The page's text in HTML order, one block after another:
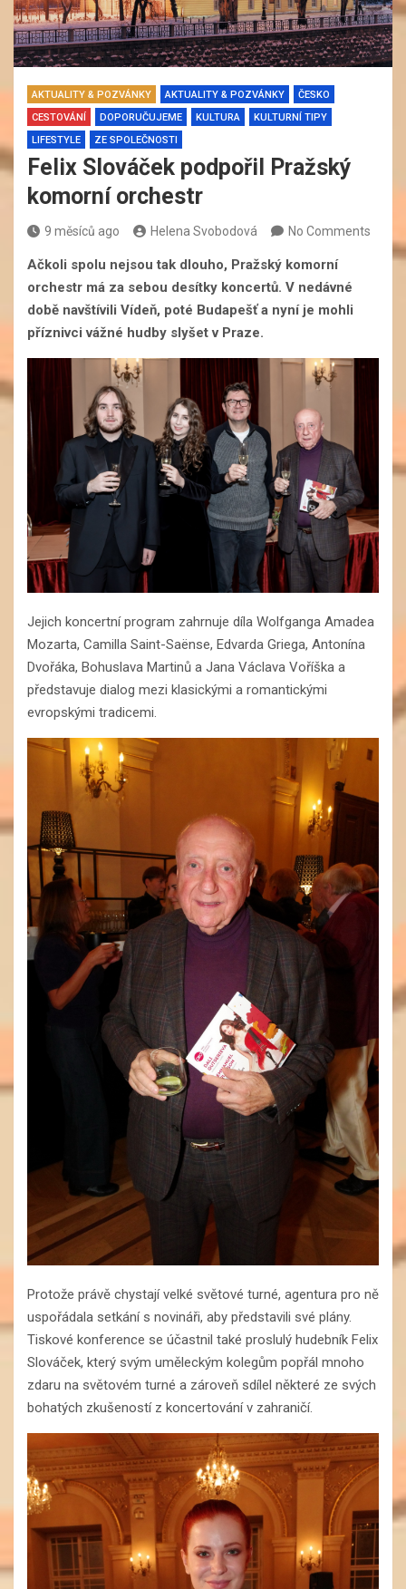
AKTUALITY & POZVÁNKY AKTUALITY & POZVÁNKY
ČESKO
CESTOVÁNÍ
DOPORUČUJEME KULTURA
KULTURNÍ TIPY
LIFESTYLE
ZE SPOLEČNOSTI
Felix Slováček podpořil Pražský
komorní orchestr
9 měsíců ago Helena Svobodová No Comments
Ačkoli spolu nejsou tak dlouho, Pražský komorní
orchestr má za sebou desítky koncertů. V nedávné
době navštívili Vídeň, poté Budapešť a nyní je mohli
příznivci vážné hudby slyšet v Praze.
Jejich koncertní program zahrnuje díla Wolfganga Amadea
Mozarta, Camilla Saint-Saënse, Edvarda Griega, Antonína
Dvořáka, Bohuslava Martinů a Jana Václava Voříška a
představuje dialog mezi klasickými a romantickými
evropskými tradicemi.
Protože právě chystají velké světové turné, agentura pro ně
uspořádala setkání s novináři, aby představili své plány.
Tiskové konference se účastnil také proslulý hudebník Felix
Slováček, který svým uměleckým kolegům popřál mnoho
zdaru na světovém turné a zároveň sdílel některé ze svých
bohatých zkušeností z koncertování v zahraničí.